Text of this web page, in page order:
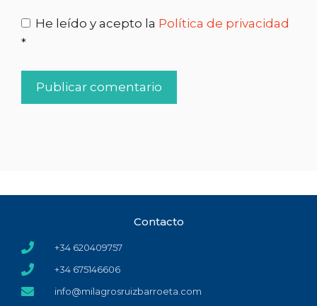
He leído y acepto la Política de privacidad
*
Contacto
+34 620409757
+34 675146606
info@milagrosruizbarroeta.com